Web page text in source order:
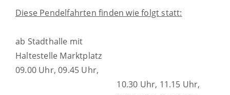
Diese Pendelfahrten finden wie folgt statt:
ab Stadthalle mit
Haltestelle Marktplatz
09.00 Uhr, 09.45 Uhr,
10.30 Uhr, 11.15 Uhr,